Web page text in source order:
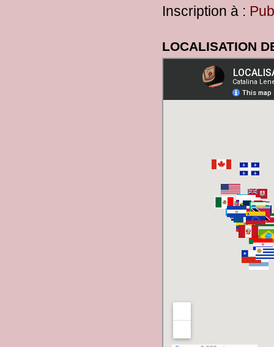
Inscription à :
LOCALISATION